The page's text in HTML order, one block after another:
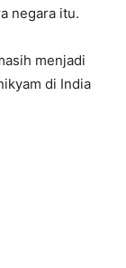
negara itu.
menjadi
di India